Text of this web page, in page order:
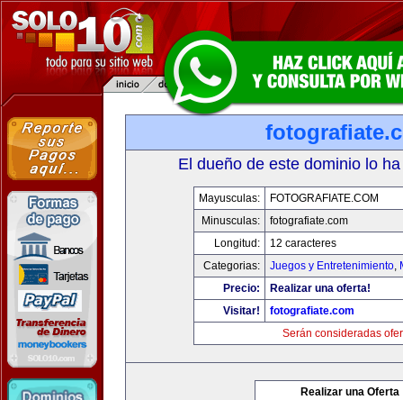
El dueño de este dominio lo
Mayusculas:
FOTOGRAFIATE.COM
Minusculas:
fotografiate.com
Longitud:
12 caracteres
Categorias:
Juegos y Entretenimiento,
Precio:
Realizar una oferta!
Visitar!
fotografiate.com
Serán consideradas
Realizar una Oferta